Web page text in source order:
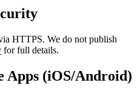
HTTPS. We do not publish
for full details.
Apps (iOS/Android)